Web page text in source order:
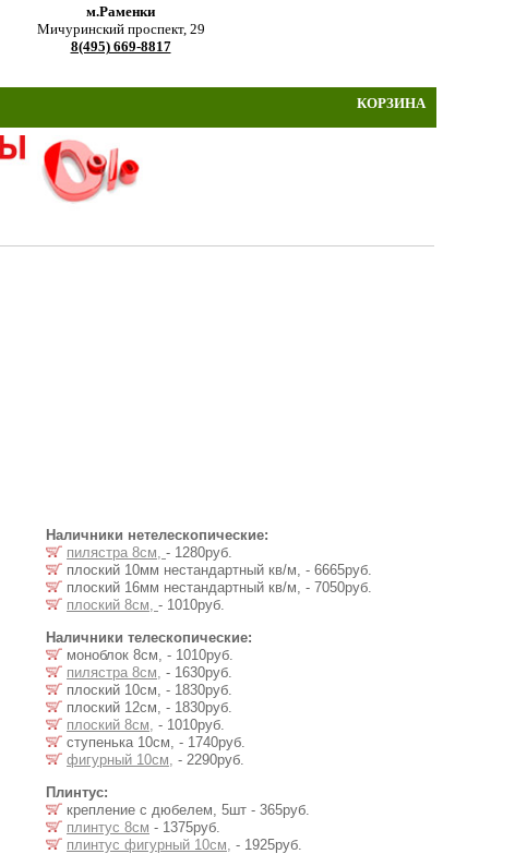
м.Раменки
Мичуринский проспект, 29
8(495) 669-8817
КОРЗИНА
Наличники нетелескопические:
пилястра 8см, - 1280руб.
плоский 10мм нестандартный кв/м, - 6665руб.
плоский 16мм нестандартный кв/м, - 7050руб.
плоский 8см, - 1010руб.
Наличники телескопические:
моноблок 8см, - 1010руб.
пилястра 8см, - 1630руб.
плоский 10см, - 1830руб.
плоский 12см, - 1830руб.
плоский 8см, - 1010руб.
ступенька 10см, - 1740руб.
фигурный 10см, - 2290руб.
Плинтус:
крепление с дюбелем, 5шт - 365руб.
плинтус 8см - 1375руб.
плинтус фигурный 10см, - 1925руб.